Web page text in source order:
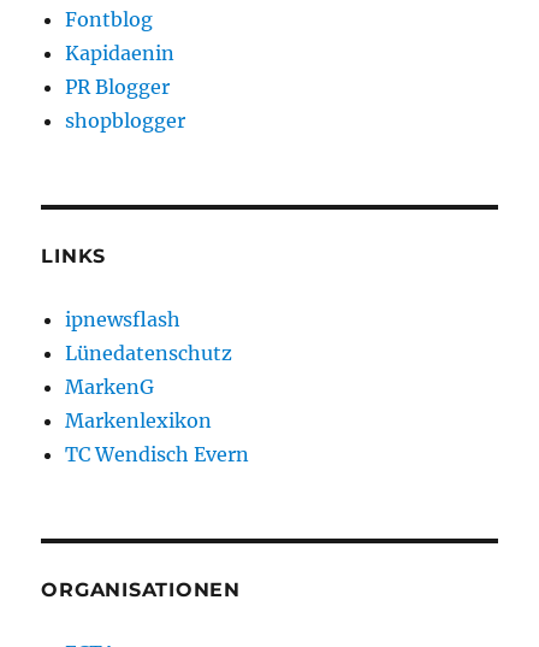
Fontblog
Kapidaenin
PR Blogger
shopblogger
LINKS
ipnewsflash
Lünedatenschutz
MarkenG
Markenlexikon
TC Wendisch Evern
ORGANISATIONEN